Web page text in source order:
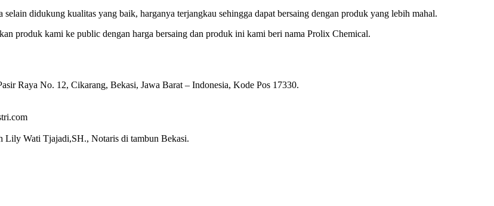
didukung kualitas yang baik, harganya terjangkau sehingga dapat bersaing dengan produk yang lebih mahal.
produk kami ke public dengan harga bersaing dan produk ini kami beri nama Prolix Chemical.
Raya No. 12, Cikarang, Bekasi, Jawa Barat – Indonesia, Kode Pos 17330.
Lily Wati Tjajadi,SH., Notaris di tambun Bekasi.